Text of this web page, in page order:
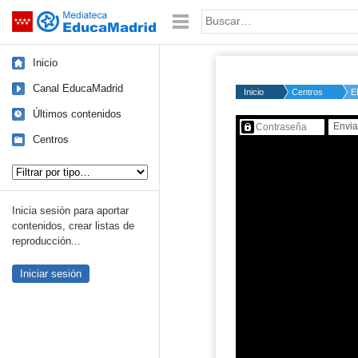
Saltar navegación Palabra o frase:
Inicio
Canal EducaMadrid
Últimos contenidos
Centros
Inicia sesión para aportar
contenidos, crear listas de
reproducción...
Iniciar sesión
Inicio Centros
Contenido protegido…